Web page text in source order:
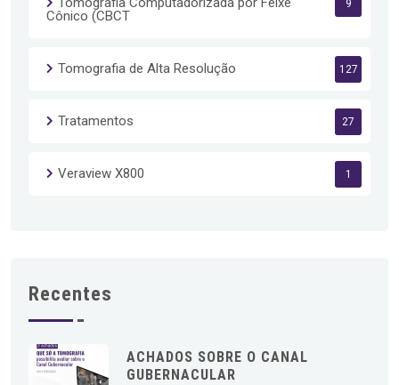
Cônico (CBCT
9
Tomografia de Alta Resolução 127
Tratamentos 27
Veraview X800 1
Recentes
ACHADOS SOBRE O CANAL
GUBERNACULAR